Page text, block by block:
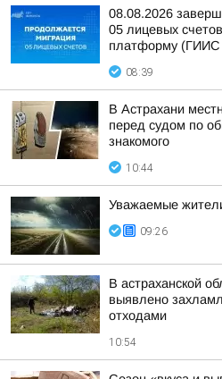
08.08.2026
05 лицевых
платформу
08:39
В Астрахани
перед судом по
знакомого
10:44
Уважаемые
09:26
В астраханской
выявлено
отходами
10:54